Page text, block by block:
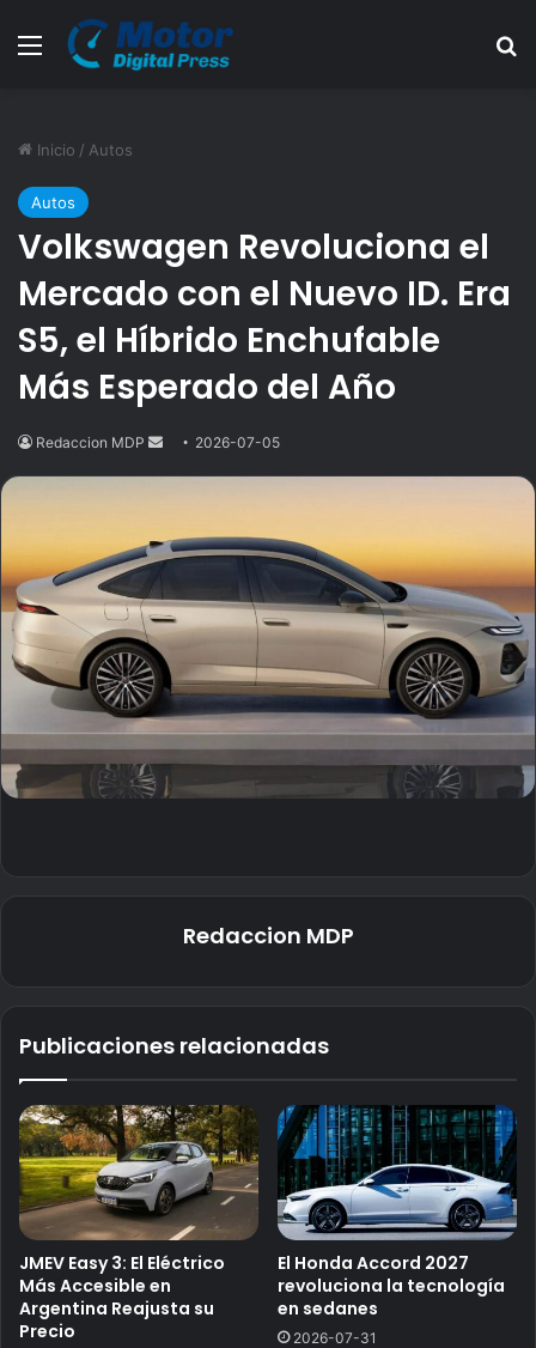
Menú
Inicio / Autos
Autos
Volkswagen Revoluciona el
Mercado con el Nuevo ID. Era
S5, el Híbrido Enchufable
Más Esperado del Año
Redaccion MDP
Send2026-07-05
Redaccion MDP
Publicaciones relacionadas
JMEV Easy 3: El Eléctrico
Más Accesible en
Argentina Reajusta su
Precio
El Honda Accord 2027
revoluciona la tecnología
en sedanes
2026-07-31